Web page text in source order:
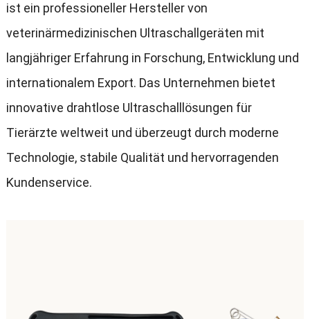
ist ein professioneller Hersteller von
veterinärmedizinischen Ultraschallgeräten mit
langjähriger Erfahrung in Forschung, Entwicklung und
internationalem Export. Das Unternehmen bietet
innovative drahtlose Ultraschalllösungen für
Tierärzte weltweit und überzeugt durch moderne
Technologie, stabile Qualität und hervorragenden
Kundenservice.